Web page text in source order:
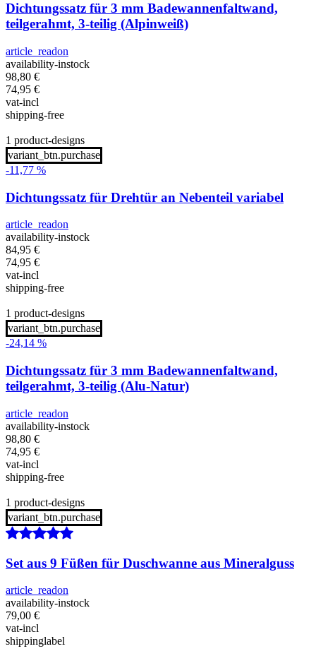
Dichtungssatz für 3 mm Badewannenfaltwand,
teilgerahmt, 3-teilig (Alpinweiß)
article_readon
availability-instock
98,80 €
74,95 €
vat-incl
shipping-free
1 product-designs
variant_btn.purchase
-11,77 %
Dichtungssatz für Drehtür an Nebenteil variabel
article_readon
availability-instock
84,95 €
74,95 €
vat-incl
shipping-free
1 product-designs
variant_btn.purchase
-24,14 %
Dichtungssatz für 3 mm Badewannenfaltwand,
teilgerahmt, 3-teilig (Alu-Natur)
article_readon
availability-instock
98,80 €
74,95 €
vat-incl
shipping-free
1 product-designs
variant_btn.purchase
Set aus 9 Füßen für Duschwanne aus Mineralguss
article_readon
availability-instock
79,00 €
vat-incl
shippinglabel